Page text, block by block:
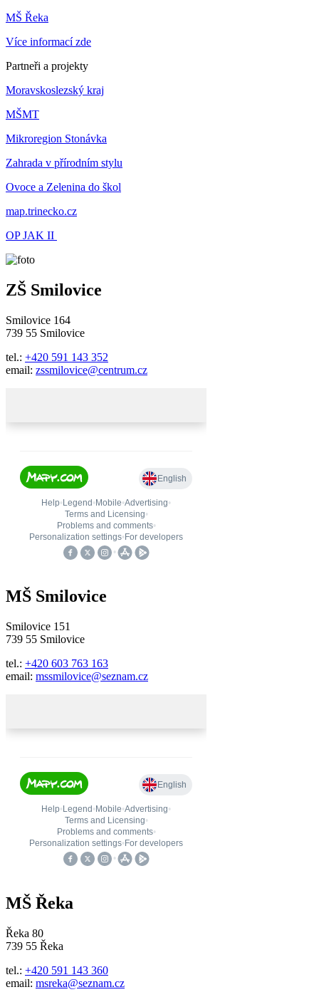
MŠ Řeka
Více informací zde
Partneři a projekty
Moravskoslezský kraj
MŠMT
Mikroregion Stonávka
Zahrada v přírodním stylu
Ovoce a Zelenina do škol
map.trinecko.cz
OP JAK II
ZŠ Smilovice
Smilovice 164
739 55 Smilovice
tel.: +420 591 143 352
email: zssmilovice@centrum.cz
MŠ Smilovice
Smilovice 151
739 55 Smilovice
tel.: +420 603 763 163
email: mssmilovice@seznam.cz
MŠ Řeka
Řeka 80
739 55 Řeka
tel.: +420 591 143 360
email: msreka@seznam.cz